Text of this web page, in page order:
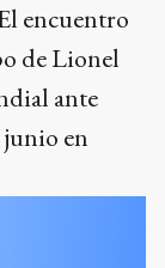
encuentro
de Lionel
ante
en